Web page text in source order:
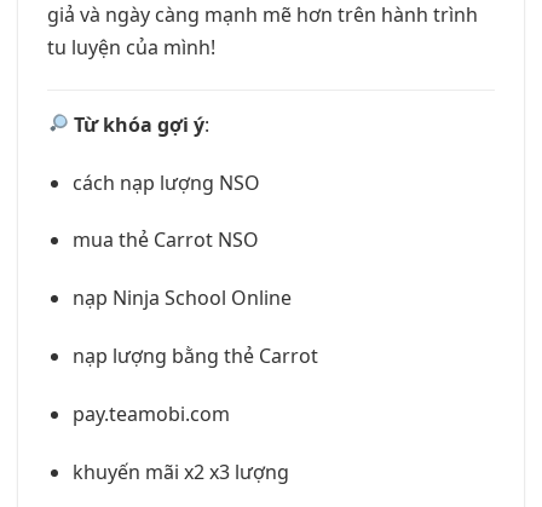
giả và ngày càng mạnh mẽ hơn trên hành trình
tu luyện của mình!
Từ khóa gợi ý:
cách nạp lượng NSO
mua thẻ Carrot NSO
nạp Ninja School Online
nạp lượng bằng thẻ Carrot
pay.teamobi.com
khuyến mãi x2 x3 lượng